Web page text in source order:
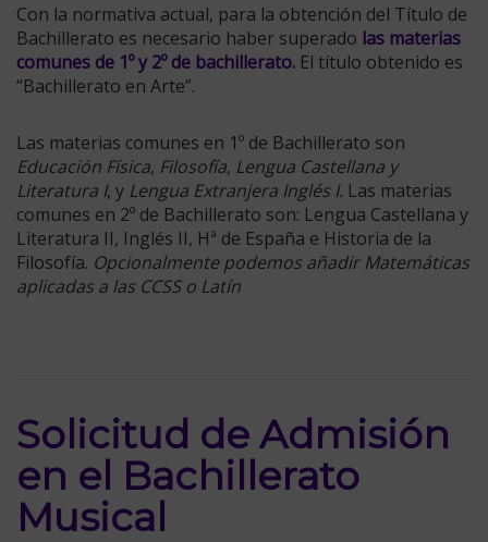
Con la normativa actual, para la obtención del Título de
Bachillerato es necesario haber superado las materias
comunes de 1º y 2º de bachillerato. El título obtenido es
“Bachillerato en Arte”.
Las materias comunes en 1º de Bachillerato son
Educación Física, Filosofía, Lengua Castellana y
Literatura I, y Lengua Extranjera Inglés I. Las materias
comunes en 2º de Bachillerato son: Lengua Castellana y
Literatura II, Inglés II, Hª de España e Historia de la
Filosofía. Opcionalmente podemos añadir Matemáticas
aplicadas a las CCSS o Latín
Solicitud de Admisión
en el Bachillerato
Musical